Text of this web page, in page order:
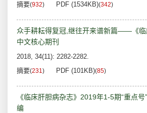
摘要(932) PDF (1534KB)(342)
众手耕耘得复冠,继往开来谱新篇——《临
中文核心期刊
2018, 34(11): 2282-2282.
摘要(231) PDF (101KB)(85)
《临床肝胆病杂志》2019年1-5期“重点
编